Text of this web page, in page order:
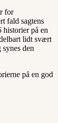
for
fald sagtens
på en
lidt svært
den
på en god